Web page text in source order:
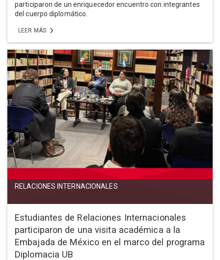
participaron de un enriquecedor encuentro con integrantes
del cuerpo diplomático.
LEER MÁS
RELACIONES INTERNACIONALES
Estudiantes de Relaciones Internacionales
participaron de una visita académica a la
Embajada de México en el marco del programa
Diplomacia UB